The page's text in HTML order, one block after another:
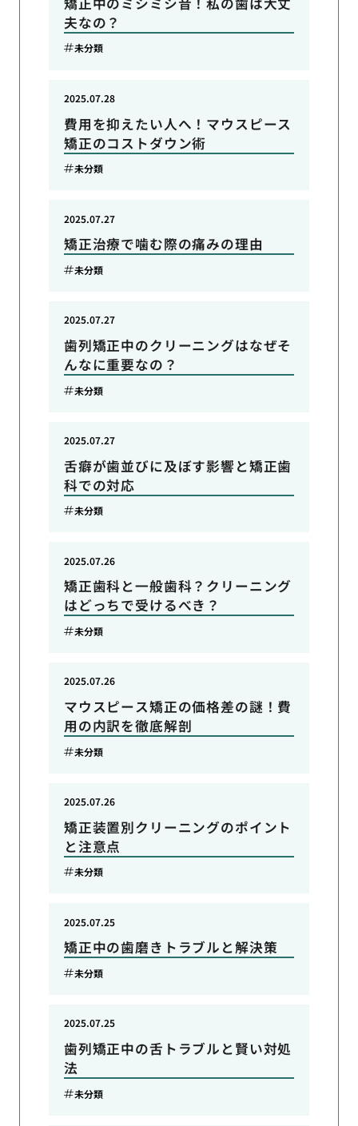
夫なの？
未分類
費用を抑えたい人へ！マウスピース
矯正のコストダウン術
2025.07.28
未分類
矯正治療で噛む際の痛みの理由
2025.07.27
未分類
歯列矯正中のクリーニングはなぜそ
んなに重要なの？
2025.07.27
未分類
舌癖が歯並びに及ぼす影響と矯正歯
科での対応
2025.07.27
未分類
矯正歯科と一般歯科？クリーニング
はどっちで受けるべき？
2025.07.26
未分類
マウスピース矯正の価格差の謎！費
用の内訳を徹底解剖
2025.07.26
未分類
矯正装置別クリーニングのポイント
と注意点
2025.07.26
未分類
矯正中の歯磨きトラブルと解決策
2025.07.25
未分類
歯列矯正中の舌トラブルと賢い対処
法
2025.07.25
未分類